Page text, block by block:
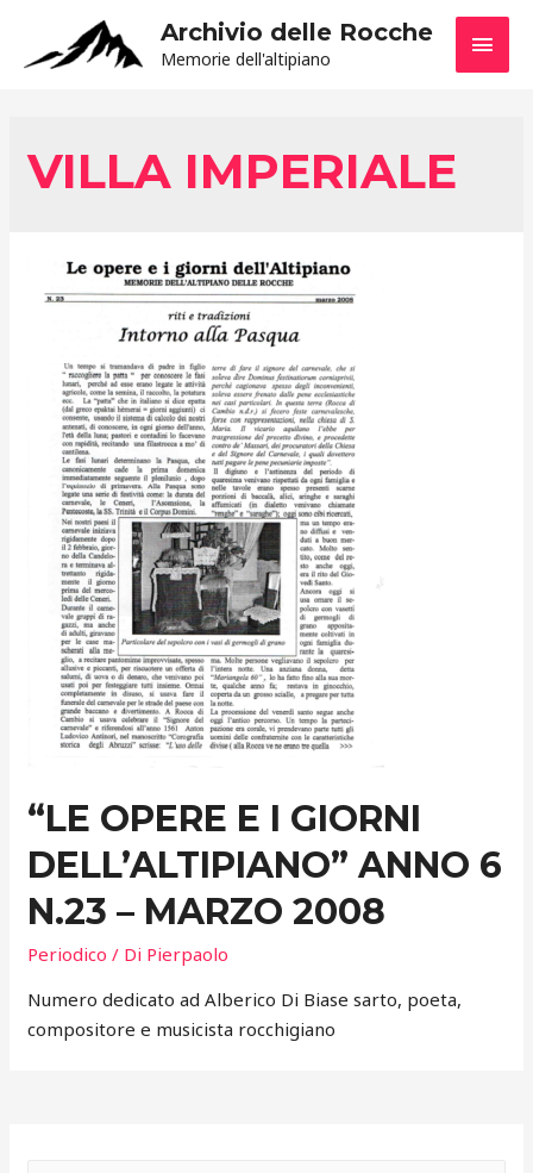
Archivio delle Rocche
Memorie dell'altipiano
VILLA IMPERIALE
“LE OPERE E I GIORNI
DELL’ALTIPIANO” ANNO 6
N.23 – MARZO 2008
Periodico / Di Pierpaolo
Numero dedicato ad Alberico Di Biase sarto, poeta,
compositore e musicista rocchigiano